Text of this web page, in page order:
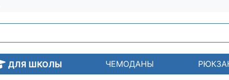
ДЛЯ ШКОЛЫ ЧЕМОДАНЫ